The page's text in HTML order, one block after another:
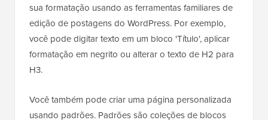
sua formatação usando as ferramentas familiares de
edição de postagens do WordPress. Por exemplo,
você pode digitar texto em um bloco 'Título', aplicar
formatação em negrito ou alterar o texto de H2 para
H3.
Você também pode criar uma página personalizada
usando padrões. Padrões são coleções de blocos